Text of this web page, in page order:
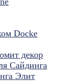
Docke
декор
Сайдинга
Элит